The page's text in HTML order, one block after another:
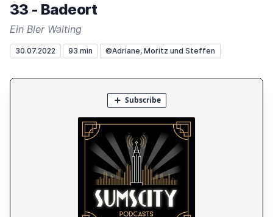
33 - Badeort
Ein Bier Waiting
30.07.2022 93 min ©Adriane, Moritz und Steffen